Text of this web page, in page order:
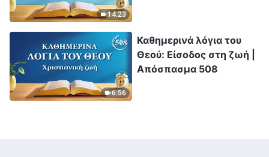
14:23
6:56
Καθημερινά λόγια του
Θεού: Είσοδος στη ζωή |
Απόσπασμα 508